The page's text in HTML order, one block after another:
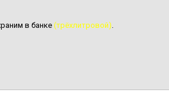
в банке (трёхлитровой).